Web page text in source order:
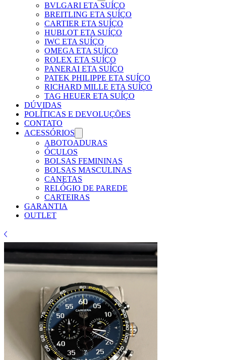
BVLGARI ETA SUÍÇO
BREITLING ETA SUÍÇO
CARTIER ETA SUÍÇO
HUBLOT ETA SUÍÇO
IWC ETA SUÍÇO
OMEGA ETA SUÍÇO
ROLEX ETA SUÍÇO
PANERAI ETA SUÍÇO
PATEK PHILIPPE ETA SUÍÇO
RICHARD MILLE ETA SUÍÇO
TAG HEUER ETA SUÍÇO
DÚVIDAS
POLÍTICAS E DEVOLUÇÕES
CONTATO
ACESSÓRIOS
ABOTOADURAS
ÓCULOS
BOLSAS FEMININAS
BOLSAS MASCULINAS
CANETAS
RELÓGIO DE PAREDE
CARTEIRAS
GARANTIA
OUTLET